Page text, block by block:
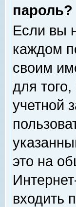
пароль?
Если вы
каждом
своим
для
учетной
это на
входить